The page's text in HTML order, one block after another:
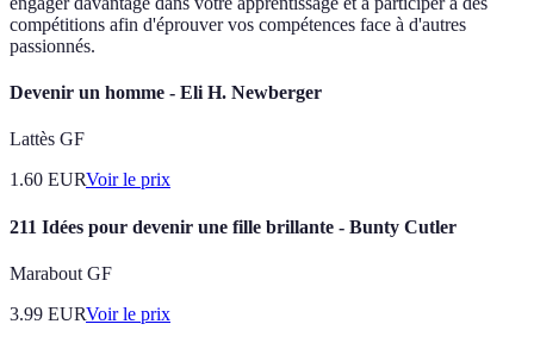
compétitions afin d'éprouver vos compétences face à d'autres
passionnés.
Devenir un homme - Eli H. Newberger
Lattès GF
1.60 EURVoir le prix
211 Idées pour devenir une fille brillante - Bunty Cutler
Marabout GF
3.99 EURVoir le prix